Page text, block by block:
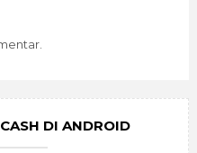
DI ANDROID